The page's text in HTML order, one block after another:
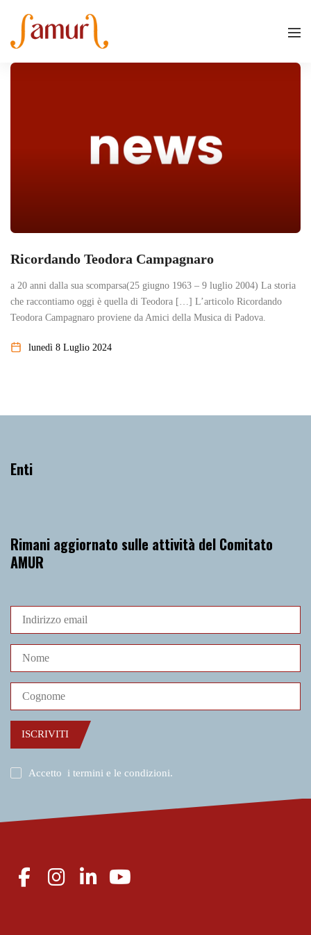
Ricordando Teodora Campagnaro
a 20 anni dalla sua scomparsa(25 giugno 1963 – 9 luglio 2004) La storia
che raccontiamo oggi è quella di Teodora […] L’articolo Ricordando
Teodora Campagnaro proviene da Amici della Musica di Padova.
lunedì 8 Luglio 2024
Enti
Rimani aggiornato sulle attività del Comitato
AMUR
ISCRIVITI
Accetto i termini e le condizioni.